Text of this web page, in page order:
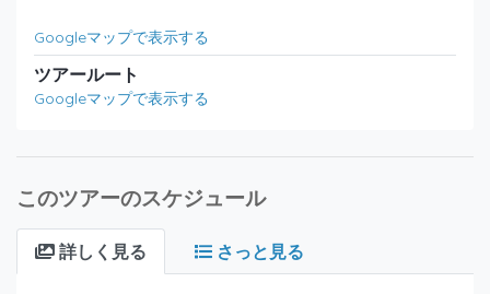
Googleマップで表示する
ツアールート
Googleマップで表示する
このツアーのスケジュール
詳しく見る さっと見る